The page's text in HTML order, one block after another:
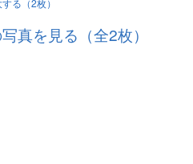
る（2枚）
真を見る（全2枚）